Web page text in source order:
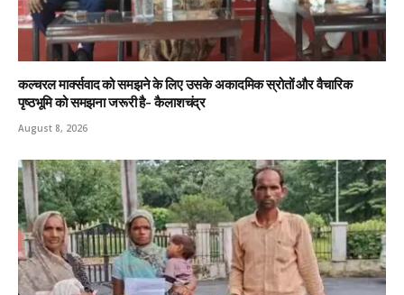
कल्चरल मार्क्सवाद को समझने के लिए उसके अकादमिक स्रोतों और वैचारिक
पृष्ठभूमि को समझना जरूरी है- कैलाशचंद्र
August 8, 2026